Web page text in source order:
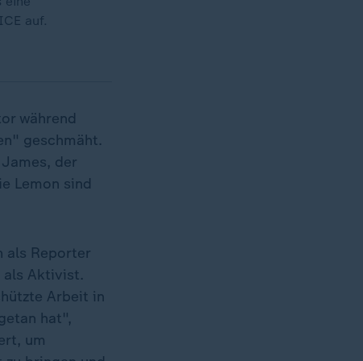
auf.
während
geschmäht.
der
Lemon sind
als Reporter
als Aktivist.
Arbeit in
hat",
um